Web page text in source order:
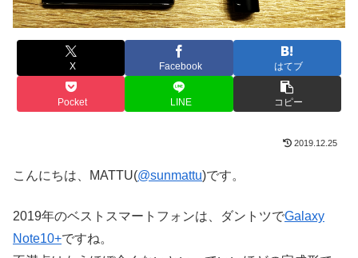
X Facebook はてブ
Pocket LINE コピー
2019.12.25
こんにちは、MATTU(@sunmattu)です。
2019年のベストスマートフォンは、ダントツでGalaxy
Note10+ですね。